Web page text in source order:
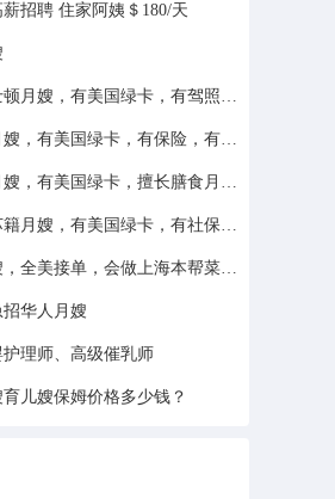
薪招聘 住家阿姨＄180/天
国绿卡，有驾照会开车，寻波士頓、紐約和新澤西州地区月嫂工作
有保险，有健康证，已打疫苗，在美国从事月嫂多年，会台粤式月子歺、母体恢复护理
擅长膳食月子餐、煲汤、各种荤素菜合理搭配、宝妈伤口护理、乳房护理和新生儿护理
有美国绿卡，有社保号，会开车，会一些英文，全美接单
单，会做上海本帮菜，川湘菜，广东靓汤，家常菜等
华人月嫂
理师、高级催乳师
儿嫂保姆价格多少钱？